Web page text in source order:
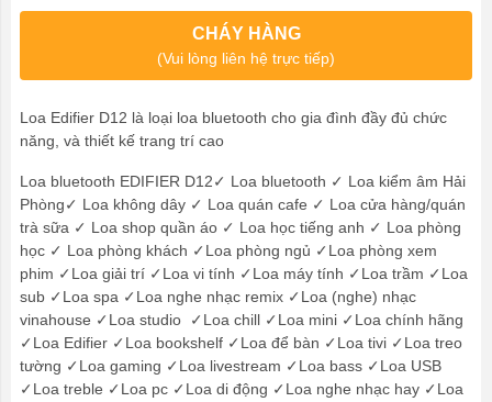
CHÁY HÀNG
(Vui lòng liên hệ trực tiếp)
Loa Edifier D12 là loại loa bluetooth cho gia đình đầy đủ chức
năng, và thiết kế trang trí cao
Loa bluetooth EDIFIER D12✓ Loa bluetooth ✓ Loa kiểm âm Hải
Phòng✓ Loa không dây ✓ Loa quán cafe ✓ Loa cửa hàng/quán
trà sữa ✓ Loa shop quần áo ✓ Loa học tiếng anh ✓ Loa phòng
học ✓ Loa phòng khách ✓Loa phòng ngủ ✓Loa phòng xem
phim ✓Loa giải trí ✓Loa vi tính ✓Loa máy tính ✓Loa trầm ✓Loa
sub ✓Loa spa ✓Loa nghe nhạc remix ✓Loa (nghe) nhạc
vinahouse ✓Loa studio ✓Loa chill ✓Loa mini ✓Loa chính hãng
✓Loa Edifier ✓Loa bookshelf ✓Loa để bàn ✓Loa tivi ✓Loa treo
tường ✓Loa gaming ✓Loa livestream ✓Loa bass ✓Loa USB
✓Loa treble ✓Loa pc ✓Loa di động ✓Loa nghe nhạc hay ✓Loa